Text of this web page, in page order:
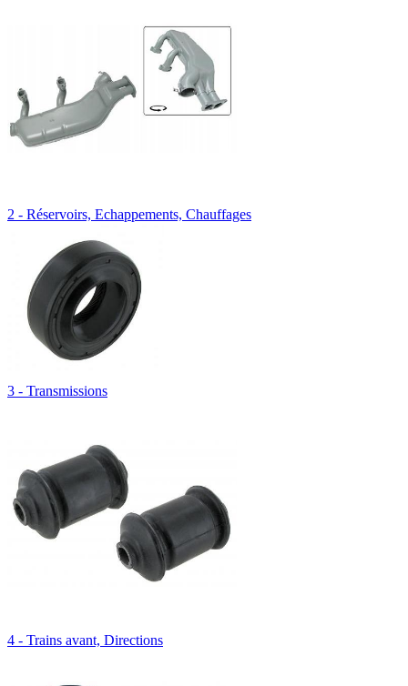
2 - Réservoirs, Echappements, Chauffages
3 - Transmissions
4 - Trains avant, Directions